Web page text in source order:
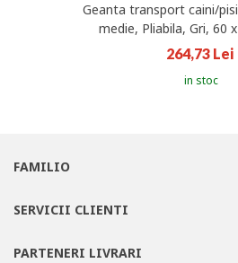
Geanta transport caini/
medie, Pliabila, Gri, 60
264,73 Lei
in stoc
FAMILIO
SERVICII CLIENTI
PARTENERI LIVRARI